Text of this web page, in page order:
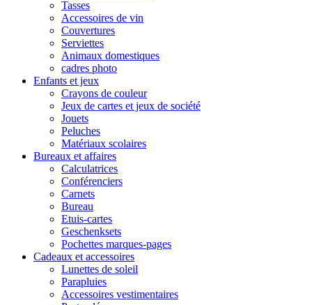
Tasses
Accessoires de vin
Couvertures
Serviettes
Animaux domestiques
cadres photo
Enfants et jeux
Crayons de couleur
Jeux de cartes et jeux de société
Jouets
Peluches
Matériaux scolaires
Bureaux et affaires
Calculatrices
Conférenciers
Carnets
Bureau
Etuis-cartes
Geschenksets
Pochettes marques-pages
Cadeaux et accessoires
Lunettes de soleil
Parapluies
Accessoires vestimentaires